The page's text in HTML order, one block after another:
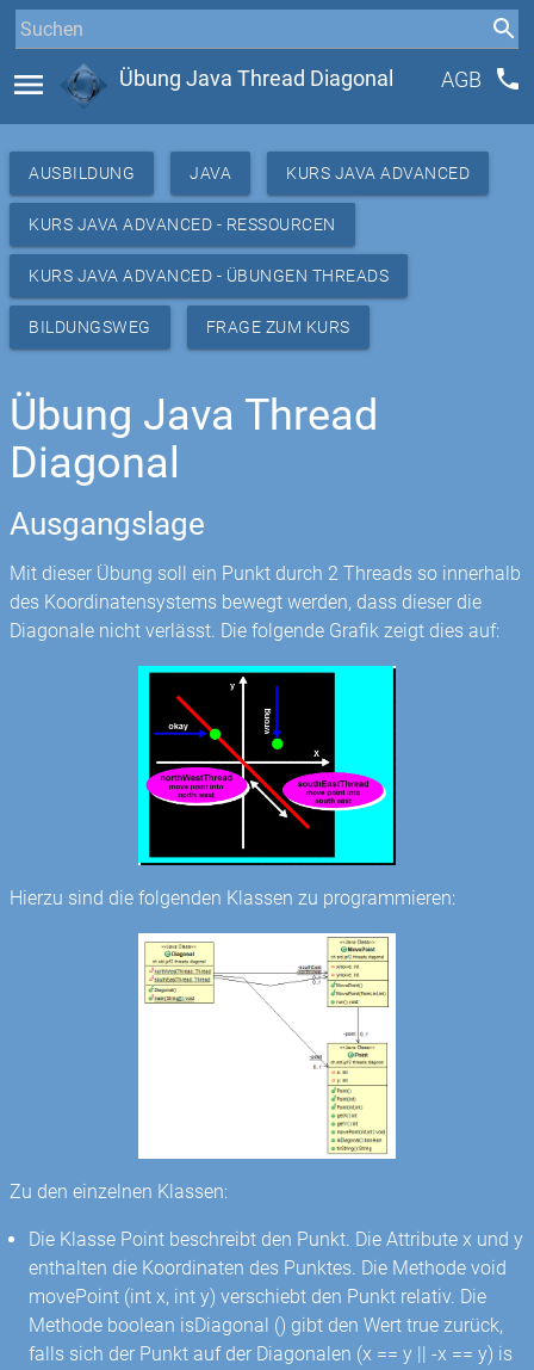
menu Übung Java Thread Diagonal AGB phone
AUSBILDUNG JAVA KURS JAVA ADVANCED
KURS JAVA ADVANCED - RESSOURCEN
KURS JAVA ADVANCED - ÜBUNGEN THREADS
BILDUNGSWEG FRAGE ZUM KURS
Übung Java Thread
Diagonal
Ausgangslage
Mit dieser Übung soll ein Punkt durch 2 Threads so innerhalb
des Koordinatensystems bewegt werden, dass dieser die
Diagonale nicht verlässt. Die folgende Grafik zeigt dies auf:
Hierzu sind die folgenden Klassen zu programmieren:
Zu den einzelnen Klassen:
Die Klasse Point beschreibt den Punkt. Die Attribute x und y
enthalten die Koordinaten des Punktes. Die Methode void
movePoint (int x, int y) verschiebt den Punkt relativ. Die
Methode boolean isDiagonal () gibt den Wert true zurück,
falls sich der Punkt auf der Diagonalen (x == y || -x == y) is